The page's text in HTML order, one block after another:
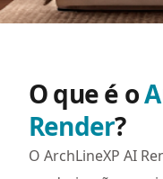
O que é o
Render?
O ArchLineXP AI